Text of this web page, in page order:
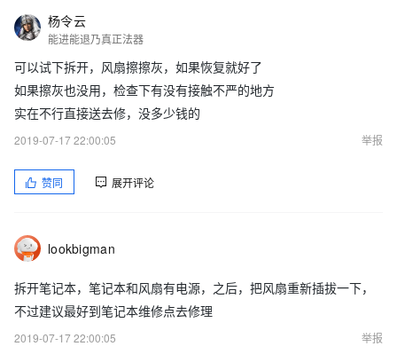
杨令云
能进能退乃真正法器
可以试下拆开，风扇擦擦灰，如果恢复就好了
如果擦灰也没用，检查下有没有接触不严的地方
实在不行直接送去修，没多少钱的
2019-07-17 22:00:05
举报
赞同 展开评论
lookbigman
拆开笔记本，笔记本和风扇有电源，之后，把风扇重新插拔一下，
不过建议最好到笔记本维修点去修理
2019-07-17 22:00:05
举报